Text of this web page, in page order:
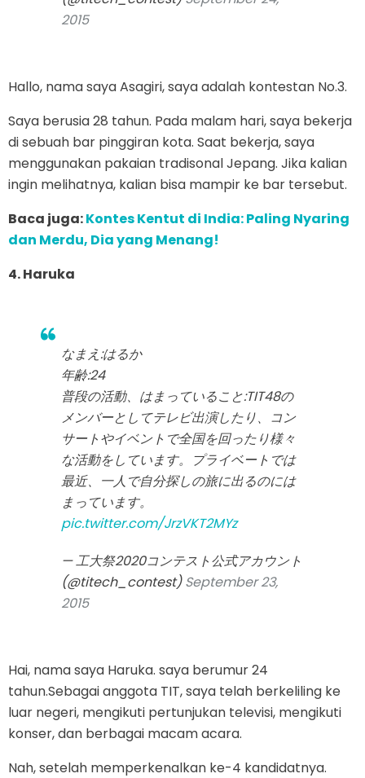
2015
Hallo, nama saya Asagiri, saya adalah kontestan No.3.
Saya berusia 28 tahun. Pada malam hari, saya bekerja
di sebuah bar pinggiran kota. Saat bekerja, saya
menggunakan pakaian tradisonal Jepang. Jika kalian
ingin melihatnya, kalian bisa mampir ke bar tersebut.
Baca juga:Kontes Kentut di India: Paling Nyaring
dan Merdu, Dia yang Menang!
4. Haruka
なまえ:はるか
年齢:24
普段の活動、はまっていること:TIT48の
メンバーとしてテレビ出演したり、コン
サートやイベントで全国を回ったり様々
な活動をしています。プライベートでは
最近、一人で自分探しの旅に出るのには
まっています。
pic.twitter.com/JrzVKT2MYz
— 工大祭2020コンテスト公式アカウント
(@titech_contest)September 23,
2015
Hai, nama saya Haruka. saya berumur 24
tahun.Sebagai anggota TIT, saya telah berkeliling ke
luar negeri, mengikuti pertunjukan televisi, mengikuti
konser, dan berbagai macam acara.
Nah, setelah memperkenalkan ke-4 kandidatnya.